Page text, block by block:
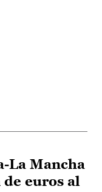
La Mancha
euros al